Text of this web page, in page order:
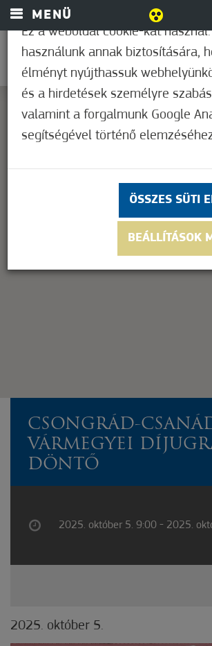
MENÜ
This page can't load Google Maps
Do you own this website?
CSONGRÁD-
VÁRMEGYEI
DÖNTŐ
2025. október 5. 9:00 - 2025.
2025. október 5.
Ez a weboldal cookie-kat
használunk annak biztosítására,
élményt nyújthassuk
és a hirdetések személyre
valamint a forgalmunk Google
segítségével történő
ÖSSZES SÜTI
BEÁLLÍTÁSOK